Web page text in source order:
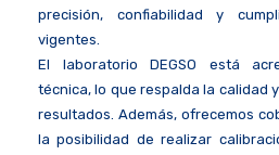
precisión, confiabilidad y
vigentes.
El laboratorio DEGSO está
técnica, lo que respalda la calidad
resultados. Además, ofrecemos
la posibilidad de realizar